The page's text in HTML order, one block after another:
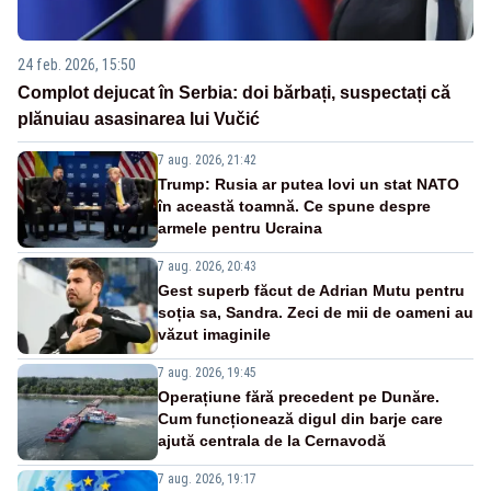
24 feb. 2026, 15:50
Complot dejucat în Serbia: doi bărbați, suspectați că
plănuiau asasinarea lui Vučić
7 aug. 2026, 21:42
Trump: Rusia ar putea lovi un stat NATO
în această toamnă. Ce spune despre
armele pentru Ucraina
7 aug. 2026, 20:43
Gest superb făcut de Adrian Mutu pentru
soția sa, Sandra. Zeci de mii de oameni au
văzut imaginile
7 aug. 2026, 19:45
Operațiune fără precedent pe Dunăre.
Cum funcționează digul din barje care
ajută centrala de la Cernavodă
7 aug. 2026, 19:17